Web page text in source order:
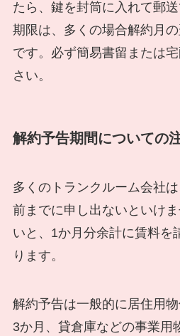
たら、鍵を封筒に入れて郵
期限は、多くの場合解約月
です。必ず簡易書留または
さい。
解約予告期間についての
多くのトランクルーム会社
前までに申し出ないといけ
いと、1か月分余計に賃料を
ります。
解約予告は一般的に居住用
3か月、貸倉庫などの事業用